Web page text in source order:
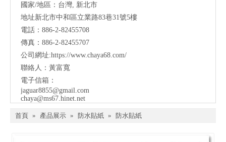
國家/地區：台灣, 新北市
地址新北市中和區立業路83巷31號5樓
電話：886-2-82455708
傳真：886-2-82455707
公司網址:https://www.chaya68.com/
聯絡人：黃富寬
電子信箱：
jaguar8855@gmail.com
chaya@ms67.hinet.net
首頁 » 產品展示 » 防水貼紙 » 防水貼紙